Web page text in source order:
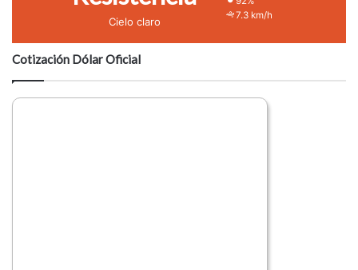
Cielo claro
7.3 km/h
Cotización Dólar Oficial